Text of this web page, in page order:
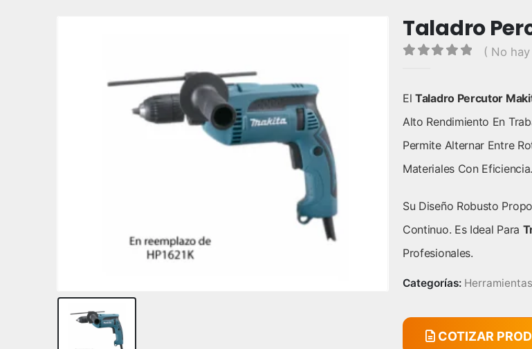
Taladro
( No
ElTaladro Percutor
Alto Rendimiento En
Permite Alternar Entre
Materiales Con Eficiencia.
Su Diseño Robusto
Continuo. Es Ideal Para
Profesionales.
Categorías:
COTIZAR